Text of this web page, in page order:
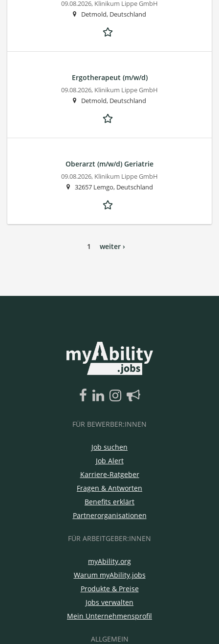
09.08.2026, Klinikum Lippe GmbH
Detmold, Deutschland
Ergotherapeut (m/w/d)
09.08.2026, Klinikum Lippe GmbH
Detmold, Deutschland
Oberarzt (m/w/d) Geriatrie
09.08.2026, Klinikum Lippe GmbH
32657 Lemgo, Deutschland
1 weiter ›
FÜR BEWERBER:INNEN
Job suchen
Job Alert
Karriere-Ratgeber
Fragen & Antworten
Benefits erklärt
Partnerorganisationen
FÜR ARBEITGEBER:INNEN
myAbility.org
Warum myAbility.jobs
Produkte & Preise
Jobs verwalten
Mein Unternehmensprofil
ALLGEMEIN